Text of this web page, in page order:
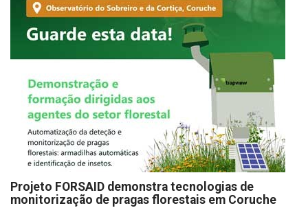
Projeto FORSAID demonstra tecnologias de
monitorização de pragas florestais em Coruche